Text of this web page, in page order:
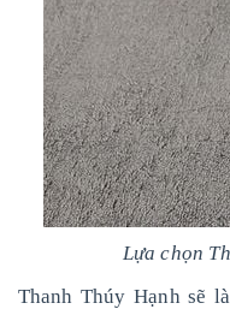
Lựa chọn
Thanh Thúy Hạnh sẽ